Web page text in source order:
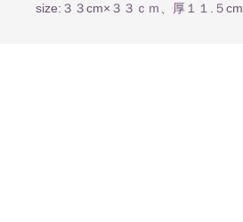
size:３３cm×３３ｃｍ、厚１１.５cm